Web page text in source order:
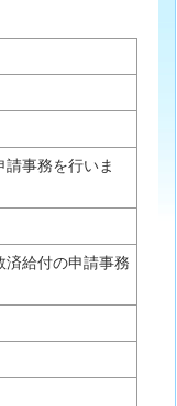
請事務を行いま
済給付の申請事務